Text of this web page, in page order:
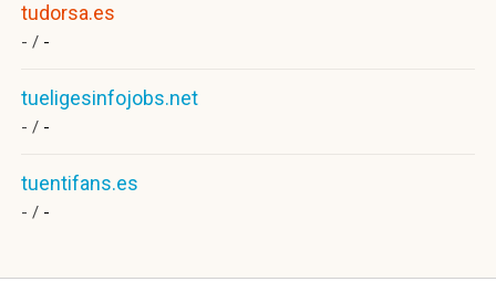
tudorsa.es
- / -
tueligesinfojobs.net
- / -
tuentifans.es
- / -